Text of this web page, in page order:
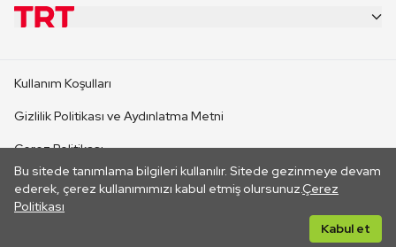
Bu sitede tanımlama bilgileri kullanılır. Sitede gezinmeye devam
ederek, çerez kullanımımızı kabul etmiş olursunuz.Çerez
Politikası
Kabul et
CANLI YAYINLAR
Kullanım Koşulları
Gizlilik Politikası ve Aydınlatma Metni
Çerez Politikası
İletişim
Her hakkı saklıdır. ©2026 TRT. Bağlantı yoluyla gidilen dış